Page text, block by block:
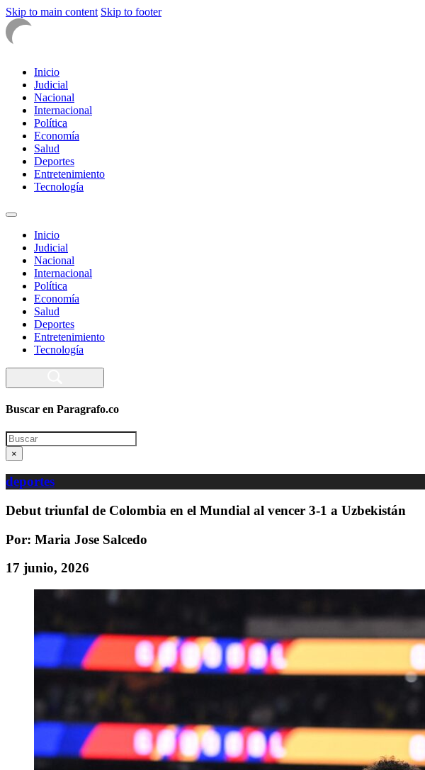
Skip to main content Skip to footer
Inicio
Judicial
Nacional
Internacional
Política
Economía
Salud
Deportes
Entretenimiento
Tecnología
Inicio
Judicial
Nacional
Internacional
Política
Economía
Salud
Deportes
Entretenimiento
Tecnología
Buscar en Paragrafo.co
Search
×
deportes
Debut triunfal de Colombia en el Mundial al vencer 3-1 a Uzbekistán
Por: Maria Jose Salcedo
17 junio, 2026